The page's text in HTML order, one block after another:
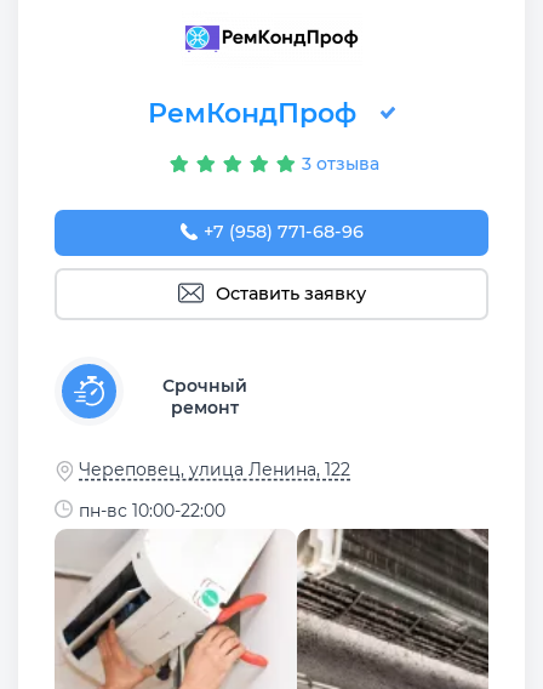
РемКондПроф
3 отзыва
+7 (958) 771-68-96
Оставить заявку
Срочный
ремонт
Череповец, улица Ленина, 122
пн-вс 10:00-22:00